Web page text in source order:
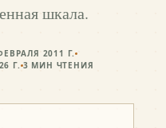
шкала.
2011 Г.
Г. 3 МИН ЧТЕНИЯ